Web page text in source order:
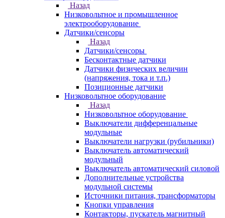
Назад
Низковольтное и промышленное
электрооборудование
Датчики/сенсоры
Назад
Датчики/сенсоры
Бесконтактные датчики
Датчики физических величин
(напряжения, тока и т.п.)
Позиционные датчики
Низковольтное оборудование
Назад
Низковольтное оборудование
Выключатели дифференцальные
модульные
Выключатели нагрузки (рубильники)
Выключатель автоматический
модульный
Выключатель автоматический силовой
Дополнительные устройства
модульной системы
Источники питания, трансформаторы
Кнопки управления
Контакторы, пускатель магнитный